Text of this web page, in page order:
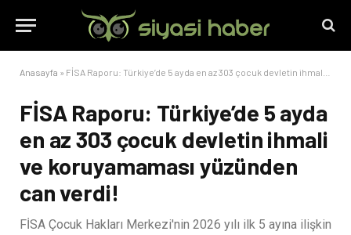
Anasayfa » FİSA Raporu: Türkiye’de 5 ayda en az 303 çocuk devletin ihmali ve koruyamaması yüzünden can verdi!
FİSA Raporu: Türkiye’de 5 ayda
en az 303 çocuk devletin ihmali
ve koruyamaması yüzünden
can verdi!
FİSA Çocuk Hakları Merkezi'nin 2026 yılı ilk 5 ayına ilişkin